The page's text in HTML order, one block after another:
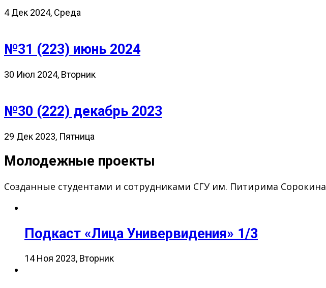
4 Дек 2024, Среда
№31 (223) июнь 2024
30 Июл 2024, Вторник
№30 (222) декабрь 2023
29 Дек 2023, Пятница
Молодежные проекты
Созданные студентами и сотрудниками СГУ им. Питирима Сорокина
Подкаст «Лица Универвидения» 1/3
14 Ноя 2023, Вторник